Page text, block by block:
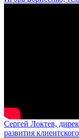
Сергей Локтев,
развития